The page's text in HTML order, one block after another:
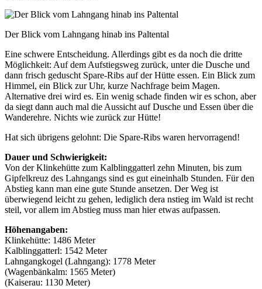
Der Blick vom Lahngang hinab ins Paltental
Eine schwere Entscheidung. Allerdings gibt es da noch die dritte
Möglichkeit: Auf dem Aufstiegsweg zurück, unter die Dusche und
dann frisch geduscht Spare-Ribs auf der Hütte essen. Ein Blick zum
Himmel, ein Blick zur Uhr, kurze Nachfrage beim Magen.
Alternative drei wird es. Ein wenig schade finden wir es schon, aber
da siegt dann auch mal die Aussicht auf Dusche und Essen über die
Wanderehre. Nichts wie zurück zur Hütte!
Hat sich übrigens gelohnt: Die Spare-Ribs waren hervorragend!
Dauer und Schwierigkeit:
Von der Klinkehütte zum Kalblinggatterl zehn Minuten, bis zum
Gipfelkreuz des Lahngangs sind es gut eineinhalb Stunden. Für den
Abstieg kann man eine gute Stunde ansetzen. Der Weg ist
überwiegend leicht zu gehen, lediglich dera nstieg im Wald ist recht
steil, vor allem im Abstieg muss man hier etwas aufpassen.
Höhenangaben:
Klinkehütte: 1486 Meter
Kalblinggatterl: 1542 Meter
Lahngangkogel (Lahngang): 1778 Meter
(Wagenbänkalm: 1565 Meter)
(Kaiserau: 1130 Meter)